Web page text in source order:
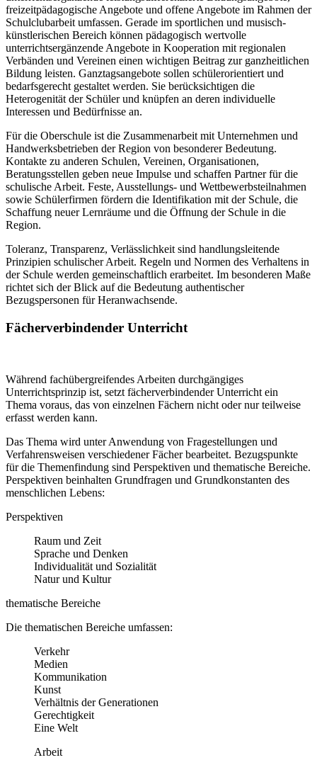
freizeitpädagogische Angebote und offene Angebote im Rahmen der
Schulclubarbeit umfassen. Gerade im sportlichen und musisch-
künstlerischen Bereich können pädagogisch wertvolle
unterrichtsergänzende Angebote in Kooperation mit regionalen
Verbänden und Vereinen einen wichtigen Beitrag zur ganzheitlichen
Bildung leisten. Ganztagsangebote sollen schülerorientiert und
bedarfsgerecht gestaltet werden. Sie berücksichtigen die
Heterogenität der Schüler und knüpfen an deren individuelle
Interessen und Bedürfnisse an.
Für die Oberschule ist die Zusammenarbeit mit Unternehmen und
Handwerksbetrieben der Region von besonderer Bedeutung.
Kontakte zu anderen Schulen, Vereinen, Organisationen,
Beratungsstellen geben neue Impulse und schaffen Partner für die
schulische Arbeit. Feste, Ausstellungs- und Wettbewerbsteilnahmen
sowie Schülerfirmen fördern die Identifikation mit der Schule, die
Schaffung neuer Lernräume und die Öffnung der Schule in die
Region.
Toleranz, Transparenz, Verlässlichkeit sind handlungsleitende
Prinzipien schulischer Arbeit. Regeln und Normen des Verhaltens in
der Schule werden gemeinschaftlich erarbeitet. Im besonderen Maße
richtet sich der Blick auf die Bedeutung authentischer
Bezugspersonen für Heranwachsende.
Fächerverbindender Unterricht
Während fachübergreifendes Arbeiten durchgängiges
Unterrichtsprinzip ist, setzt fächerverbindender Unterricht ein
Thema voraus, das von einzelnen Fächern nicht oder nur teilweise
erfasst werden kann.
Das Thema wird unter Anwendung von Fragestellungen und
Verfahrensweisen verschiedener Fächer bearbeitet. Bezugspunkte
für die Themenfindung sind Perspektiven und thematische Bereiche.
Perspektiven beinhalten Grundfragen und Grundkonstanten des
menschlichen Lebens:
Perspektiven
Raum und Zeit
Sprache und Denken
Individualität und Sozialität
Natur und Kultur
thematische Bereiche
Die thematischen Bereiche umfassen:
Verkehr
Medien
Kommunikation
Kunst
Verhältnis der Generationen
Gerechtigkeit
Eine Welt
Arbeit